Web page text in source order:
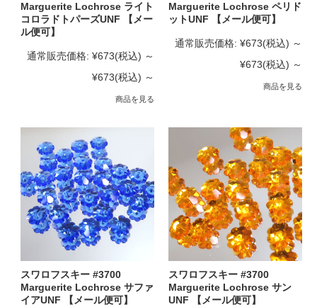
Marguerite Lochrose ライト
コロラドトパーズUNF 【メー
ル便可】
通常販売価格: ¥673(税込) ～
¥673(税込) ～
商品を見る
Marguerite Lochrose ペリド
ットUNF 【メール便可】
通常販売価格: ¥673(税込) ～
¥673(税込) ～
商品を見る
スワロフスキー #3700
Marguerite Lochrose サファ
イアUNF 【メール便可】
スワロフスキー #3700
Marguerite Lochrose サン
UNF 【メール便可】